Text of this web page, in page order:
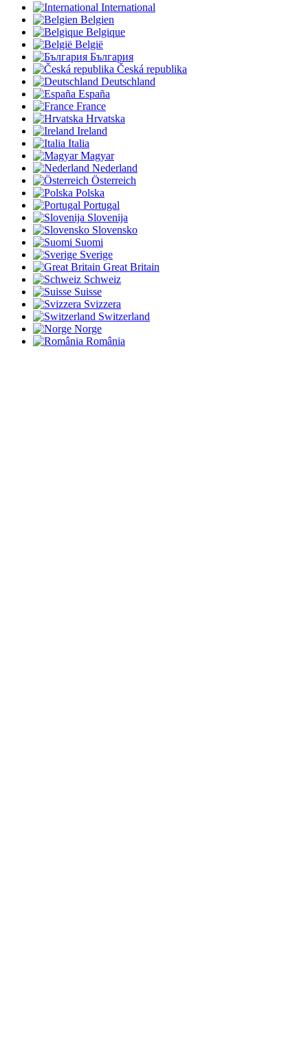
International
Belgien
Belgique
België
България
Česká republika
Deutschland
España
France
Hrvatska
Ireland
Italia
Magyar
Nederland
Österreich
Polska
Portugal
Slovenija
Slovensko
Suomi
Sverige
Great Britain
Schweiz
Suisse
Svizzera
Switzerland
Norge
România